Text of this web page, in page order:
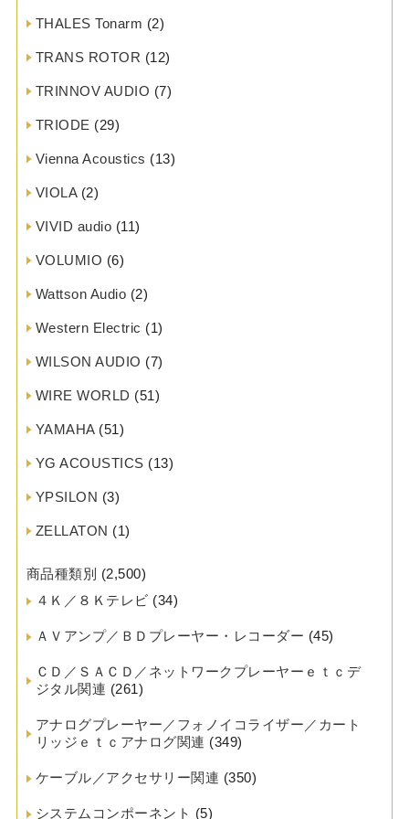
THALES Tonarm (2)
TRANS ROTOR (12)
TRINNOV AUDIO (7)
TRIODE (29)
Vienna Acoustics (13)
VIOLA(2)
VIVID audio (11)
VOLUMIO (6)
Wattson Audio (2)
Western Electric (1)
WILSON AUDIO (7)
WIRE WORLD (51)
YAMAHA(51)
YG ACOUSTICS (13)
YPSILON (3)
ZELLATON (1)
商品種類別 (2,500)
４Ｋ／８Ｋテレビ (34)
ＡＶアンプ／ＢＤプレーヤー・レコーダー (45)
ＣＤ／ＳＡＣＤ／ネットワークプレーヤーｅｔｃデ
ジタル関連 (261)
アナログプレーヤー／フォノイコライザー／カート
リッジｅｔｃアナログ関連 (349)
ケーブル／アクセサリー関連 (350)
システムコンポーネント (5)